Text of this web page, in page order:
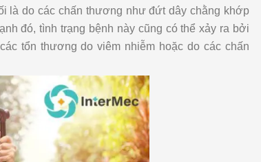
là do các chấn thương như đứt dây chằng khớp
đó, tình trạng bệnh này cũng có thể xảy ra bởi
tổn thương do viêm nhiễm hoặc do các chấn